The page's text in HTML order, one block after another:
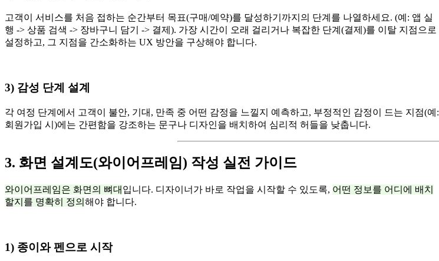
고객이 서비스를 처음 접하는 순간부터 목표(구매/예약)를 달성하기까지의 단계를 나열하세요. (예: 앱 실
행 -> 상품 검색 -> 장바구니 담기 -> 결제). 가장 시간이 오래 걸리거나 복잡한 단계(결제)를 이탈 지점으로
설정하고, 그 지점을 간소화하는 UX 방안을 구상해야 합니다.
3) 감성 단계 설계
각 여정 단계에서 고객이 불안, 기대, 만족 중 어떤 감정을 느낄지 예측하고, 부정적인 감정이 드는 지점(예:
회원가입 시)에는 간편함을 강조하는 문구나 디자인을 배치하여 심리적 허들을 낮춥니다.
3. 화면 설계도(와이어프레임) 작성 실전 가이드
와이어프레임은 화면의 뼈대 입니다. 디자이너가 바로 작업을 시작할 수 있도록, 어떤 정보를 어디에 배치
할지를 명확히 정의 해야 합니다.
1) 종이와 펜으로 시작